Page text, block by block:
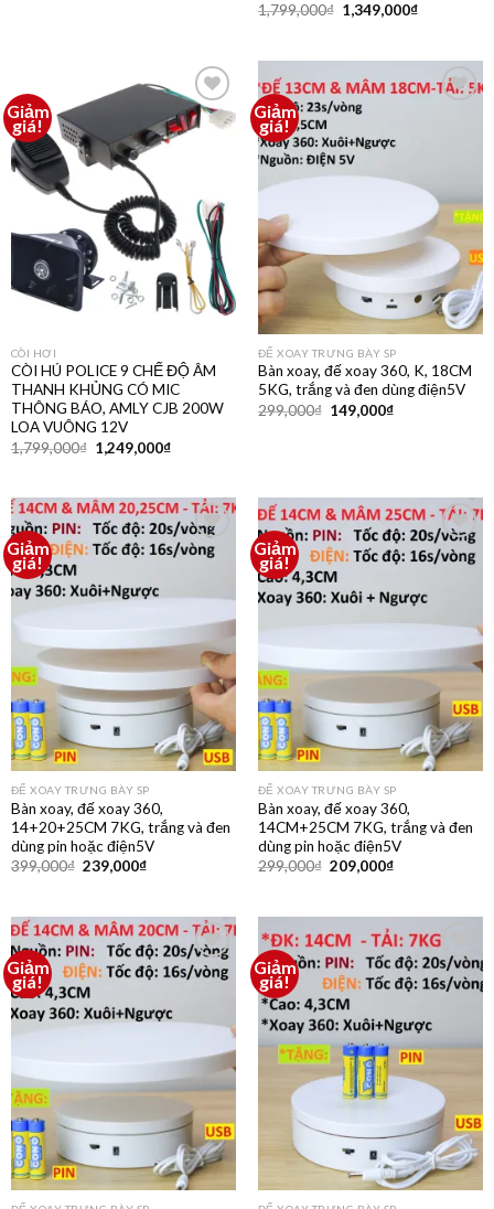
1,799,000₫ 1,349,000₫
Giảm
giá!
Thêm
vào
CÒI HƠI
CÒI HÚ POLICE 9 CHẾ ĐỘ ÂM
THANH KHỦNG CÓ MIC
THÔNG BÁO, AMLY CJB 200W
LOA VUÔNG 12V
1,799,000₫ 1,249,000₫
Giảm
giá!
ĐẾ XOAY TRƯNG BÀY SP
Bàn xoay, đế xoay 360, K, 18CM
5KG, trắng và đen dùng điện5V
299,000₫ 149,000₫
Giảm
giá!
Thêm
thích
ĐẾ XOAY TRƯNG BÀY SP
Bàn xoay, đế xoay 360,
14+20+25CM 7KG, trắng và đen
dùng pin hoặc điện5V
399,000₫ 239,000₫
Giảm
giá!
Thêm
ĐẾ XOAY TRƯNG BÀY SP
Bàn xoay, đế xoay 360,
14CM+25CM 7KG, trắng và đen
dùng pin hoặc điện5V
299,000₫ 209,000₫
Giảm
giá!
Thêm
Giảm
giá!
Thêm
vào